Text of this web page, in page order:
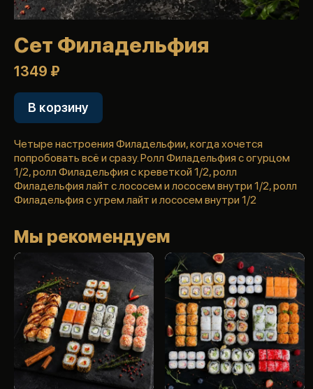
Сет Филадельфия
1349 ₽
В корзину
Четыре настроения Филадельфии, когда хочется
попробовать всё и сразу. Ролл Филадельфия с огурцом
1/2, ролл Филадельфия с креветкой 1/2, ролл
Филадельфия лайт с лососем и лососем внутри 1/2, ролл
Филадельфия с угрем лайт и лососем внутри 1/2
Мы рекомендуем